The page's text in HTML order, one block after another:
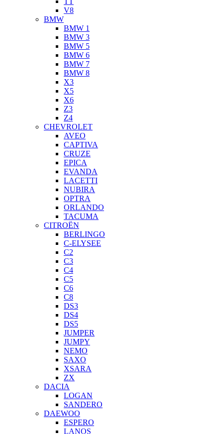
V8
BMW
BMW 1
BMW 3
BMW 5
BMW 6
BMW 7
BMW 8
X3
X5
X6
Z3
Z4
CHEVROLET
AVEO
CAPTIVA
CRUZE
EPICA
EVANDA
LACETTI
NUBIRA
OPTRA
ORLANDO
TACUMA
CITROËN
BERLINGO
C-ELYSEE
C2
C3
C4
C5
C6
C8
DS3
DS4
DS5
JUMPER
JUMPY
NEMO
SAXO
XSARA
ZX
DACIA
LOGAN
SANDERO
DAEWOO
ESPERO
LANOS